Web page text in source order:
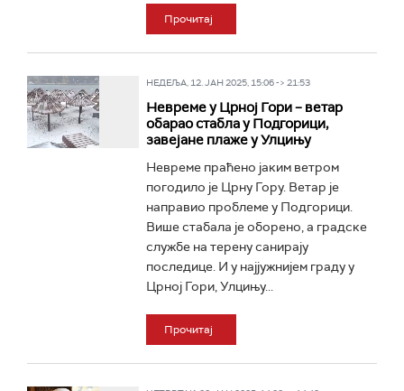
Прочитај
НЕДЕЉА, 12. ЈАН 2025, 15:06 -> 21:53
Невреме у Црној Гори – ветар
обарао стабла у Подгорици,
завејане плаже у Улцињу
Невреме праћено јаким ветром
погодило је Црну Гору. Ветар је
направио проблеме у Подгорици.
Више стабала је оборено, а градске
службе на терену санирају
последице. И у најјужнијем граду у
Црној Гори, Улцињу...
Прочитај